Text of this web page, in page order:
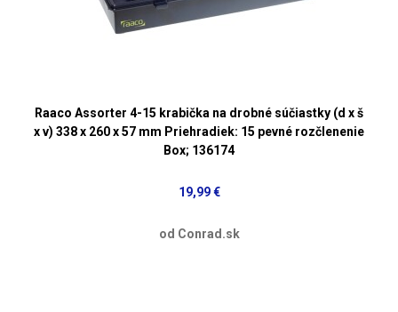
Raaco Assorter 4-15 krabička na drobné súčiastky (d x š
x v) 338 x 260 x 57 mm Priehradiek: 15 pevné rozčlenenie
Box; 136174
19,99 €
od Conrad.sk